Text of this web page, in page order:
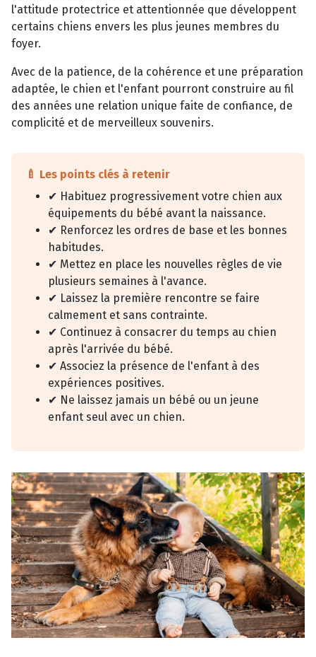
l'attitude protectrice et attentionnée que développent
certains chiens envers les plus jeunes membres du
foyer.
Avec de la patience, de la cohérence et une préparation
adaptée, le chien et l'enfant pourront construire au fil
des années une relation unique faite de confiance, de
complicité et de merveilleux souvenirs.
🍼 Les points clés à retenir
✔ Habituez progressivement votre chien aux
équipements du bébé avant la naissance.
✔ Renforcez les ordres de base et les bonnes
habitudes.
✔ Mettez en place les nouvelles règles de vie
plusieurs semaines à l'avance.
✔ Laissez la première rencontre se faire
calmement et sans contrainte.
✔ Continuez à consacrer du temps au chien
après l'arrivée du bébé.
✔ Associez la présence de l'enfant à des
expériences positives.
✔ Ne laissez jamais un bébé ou un jeune
enfant seul avec un chien.